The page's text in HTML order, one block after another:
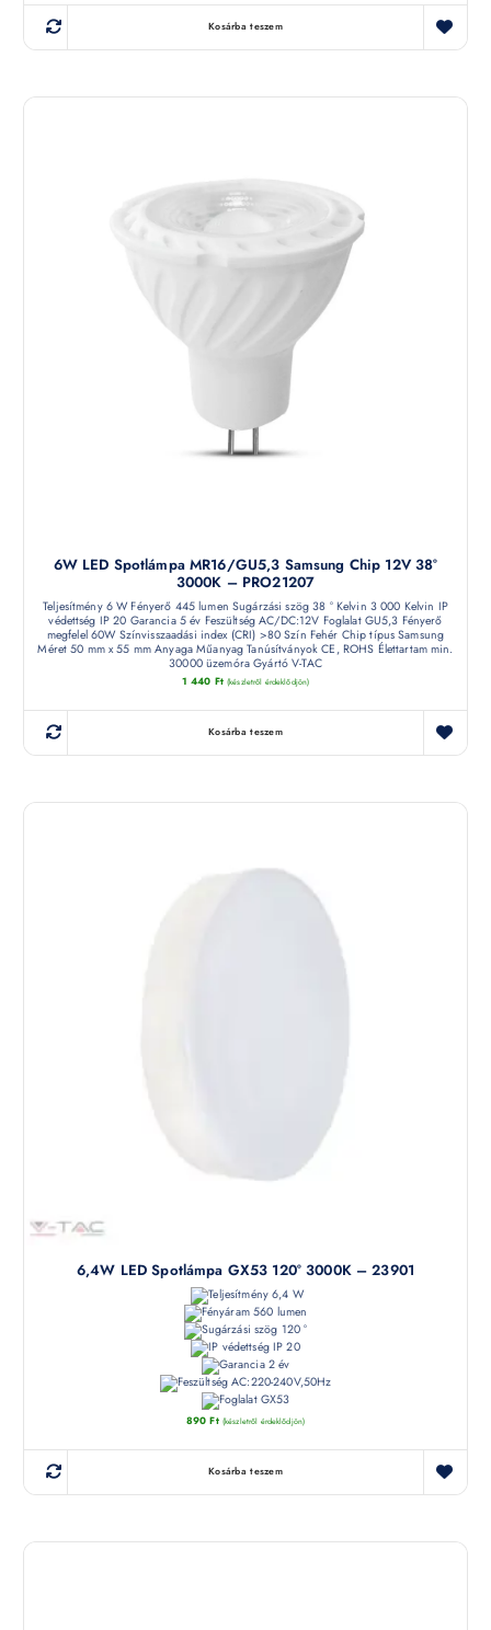
Kosárba teszem
6W LED Spotlámpa MR16/GU5,3 Samsung Chip 12V 38°
3000K – PRO21207
Teljesítmény 6 W Fényerő 445 lumen Sugárzási szög 38 ° Kelvin 3 000 Kelvin IP
védettség IP 20 Garancia 5 év Feszültség AC/DC:12V Foglalat GU5,3 Fényerő
megfelel 60W Színvisszaadási index (CRI) >80 Szín Fehér Chip típus Samsung
Méret 50 mm x 55 mm Anyaga Műanyag Tanúsítványok CE, ROHS Élettartam min.
30000 üzemóra Gyártó V-TAC
1 440 Ft (készletről érdeklődjön)
Kosárba teszem
6,4W LED Spotlámpa GX53 120° 3000K – 23901
6,4 W
560 lumen
120 °
IP 20
2 év
AC:220-240V,50Hz
GX53
890Ft (készletről érdeklődjön)
Kosárba teszem